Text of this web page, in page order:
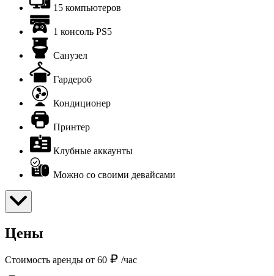
15 компьютеров
1 консоль PS5
Санузел
Гардероб
Кондиционер
Принтер
Клубные аккаунты
Можно со своими девайсами
Цены
Стоимость аренды от 60 /час